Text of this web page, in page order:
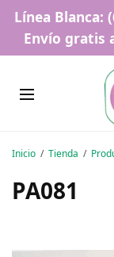
Línea Blanca:
Envío gratis
Inicio Tienda
PA081